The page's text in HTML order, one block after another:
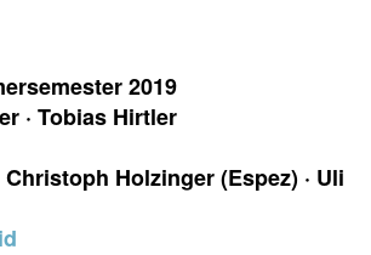
2019
· Tobias Hirtler
Holzinger (Espez) · Uli